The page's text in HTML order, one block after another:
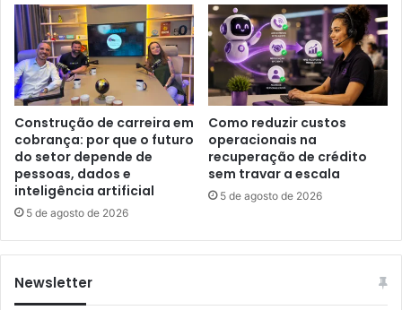
Construção de carreira em
cobrança: por que o futuro
do setor depende de
pessoas, dados e
inteligência artificial
5 de agosto de 2026
Como reduzir custos
operacionais na
recuperação de crédito
sem travar a escala
5 de agosto de 2026
Newsletter